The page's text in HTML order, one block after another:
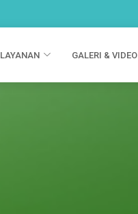
LAYANAN GALERI & VIDEO